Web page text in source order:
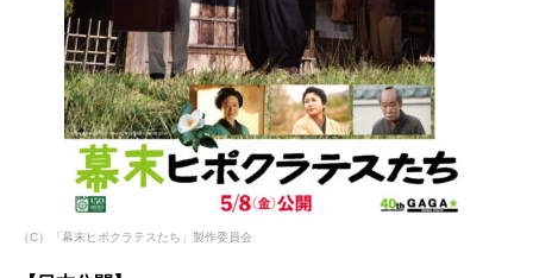
（C）「幕末ヒポクラテスたち」製作委員会